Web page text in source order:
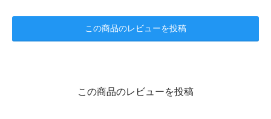
この商品のレビューを投稿
この商品のレビューを投稿